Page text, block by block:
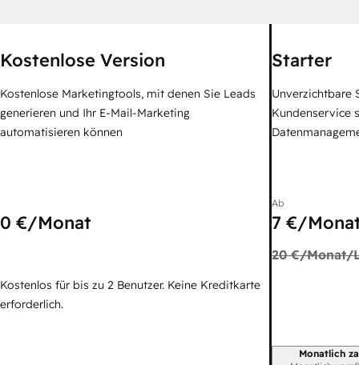
Kostenlose Version
Kostenlose Marketingtools, mit denen Sie Leads
generieren und Ihr E-Mail-Marketing
automatisieren können
0 €/Monat
Kostenlos für bis zu 2 Benutzer. Keine Kreditkarte
erforderlich.
Starter
Unverzichtbare
Kundenservice
Ab
7 €/
20 €/Monat/
Monatlich